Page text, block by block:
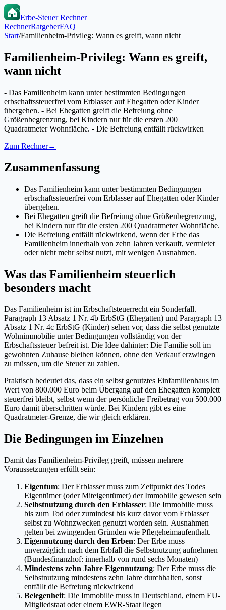
Erbe-Steuer Rechner
RechnerRatgeberFAQ
Start/Familienheim-Privileg: Wann es greift, wann nicht
Familienheim-Privileg: Wann es greift,
wann nicht
- Das Familienheim kann unter bestimmten Bedingungen
erbschaftssteuerfrei vom Erblasser auf Ehegatten oder Kinder
übergehen. - Bei Ehegatten greift die Befreiung ohne
Größenbegrenzung, bei Kindern nur für die ersten 200
Quadratmeter Wohnfläche. - Die Befreiung entfällt rückwirken
Zum Rechner→
Zusammenfassung
Das Familienheim kann unter bestimmten Bedingungen
erbschaftssteuerfrei vom Erblasser auf Ehegatten oder Kinder
übergehen.
Bei Ehegatten greift die Befreiung ohne Größenbegrenzung,
bei Kindern nur für die ersten 200 Quadratmeter Wohnfläche.
Die Befreiung entfällt rückwirkend, wenn der Erbe das
Familienheim innerhalb von zehn Jahren verkauft, vermietet
oder nicht mehr selbst nutzt, mit wenigen Ausnahmen.
Was das Familienheim steuerlich
besonders macht
Das Familienheim ist im Erbschaftsteuerrecht ein Sonderfall.
Paragraph 13 Absatz 1 Nr. 4b ErbStG (Ehegatten) und Paragraph 13
Absatz 1 Nr. 4c ErbStG (Kinder) sehen vor, dass die selbst genutzte
Wohnimmobilie unter Bedingungen vollständig von der
Erbschaftssteuer befreit ist. Die Idee dahinter: Die Familie soll im
gewohnten Zuhause bleiben können, ohne den Verkauf erzwingen
zu müssen, um die Steuer zu zahlen.
Praktisch bedeutet das, dass ein selbst genutztes Einfamilienhaus im
Wert von 800.000 Euro beim Übergang auf den Ehegatten komplett
steuerfrei bleibt, selbst wenn der persönliche Freibetrag von 500.000
Euro damit überschritten würde. Bei Kindern gibt es eine
Quadratmeter-Grenze, die wir gleich erklären.
Die Bedingungen im Einzelnen
Damit das Familienheim-Privileg greift, müssen mehrere
Voraussetzungen erfüllt sein:
Eigentum: Der Erblasser muss zum Zeitpunkt des Todes
Eigentümer (oder Miteigentümer) der Immobilie gewesen sein
Selbstnutzung durch den Erblasser: Die Immobilie muss
bis zum Tod oder zumindest bis kurz davor vom Erblasser
selbst zu Wohnzwecken genutzt worden sein. Ausnahmen
gelten bei zwingenden Gründen wie Pflegeheimaufenthalt.
Eigennutzung durch den Erben: Der Erbe muss
unverzüglich nach dem Erbfall die Selbstnutzung aufnehmen
(Bundesfinanzhof: innerhalb von rund sechs Monaten)
Mindestens zehn Jahre Eigennutzung: Der Erbe muss die
Selbstnutzung mindestens zehn Jahre durchhalten, sonst
entfällt die Befreiung rückwirkend
Belegenheit: Die Immobilie muss in Deutschland, einem EU-
Mitgliedstaat oder einem EWR-Staat liegen